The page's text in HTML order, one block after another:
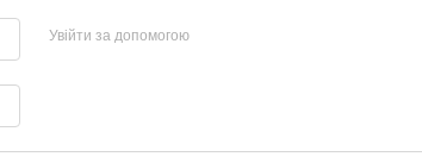
Увійти за допомогою